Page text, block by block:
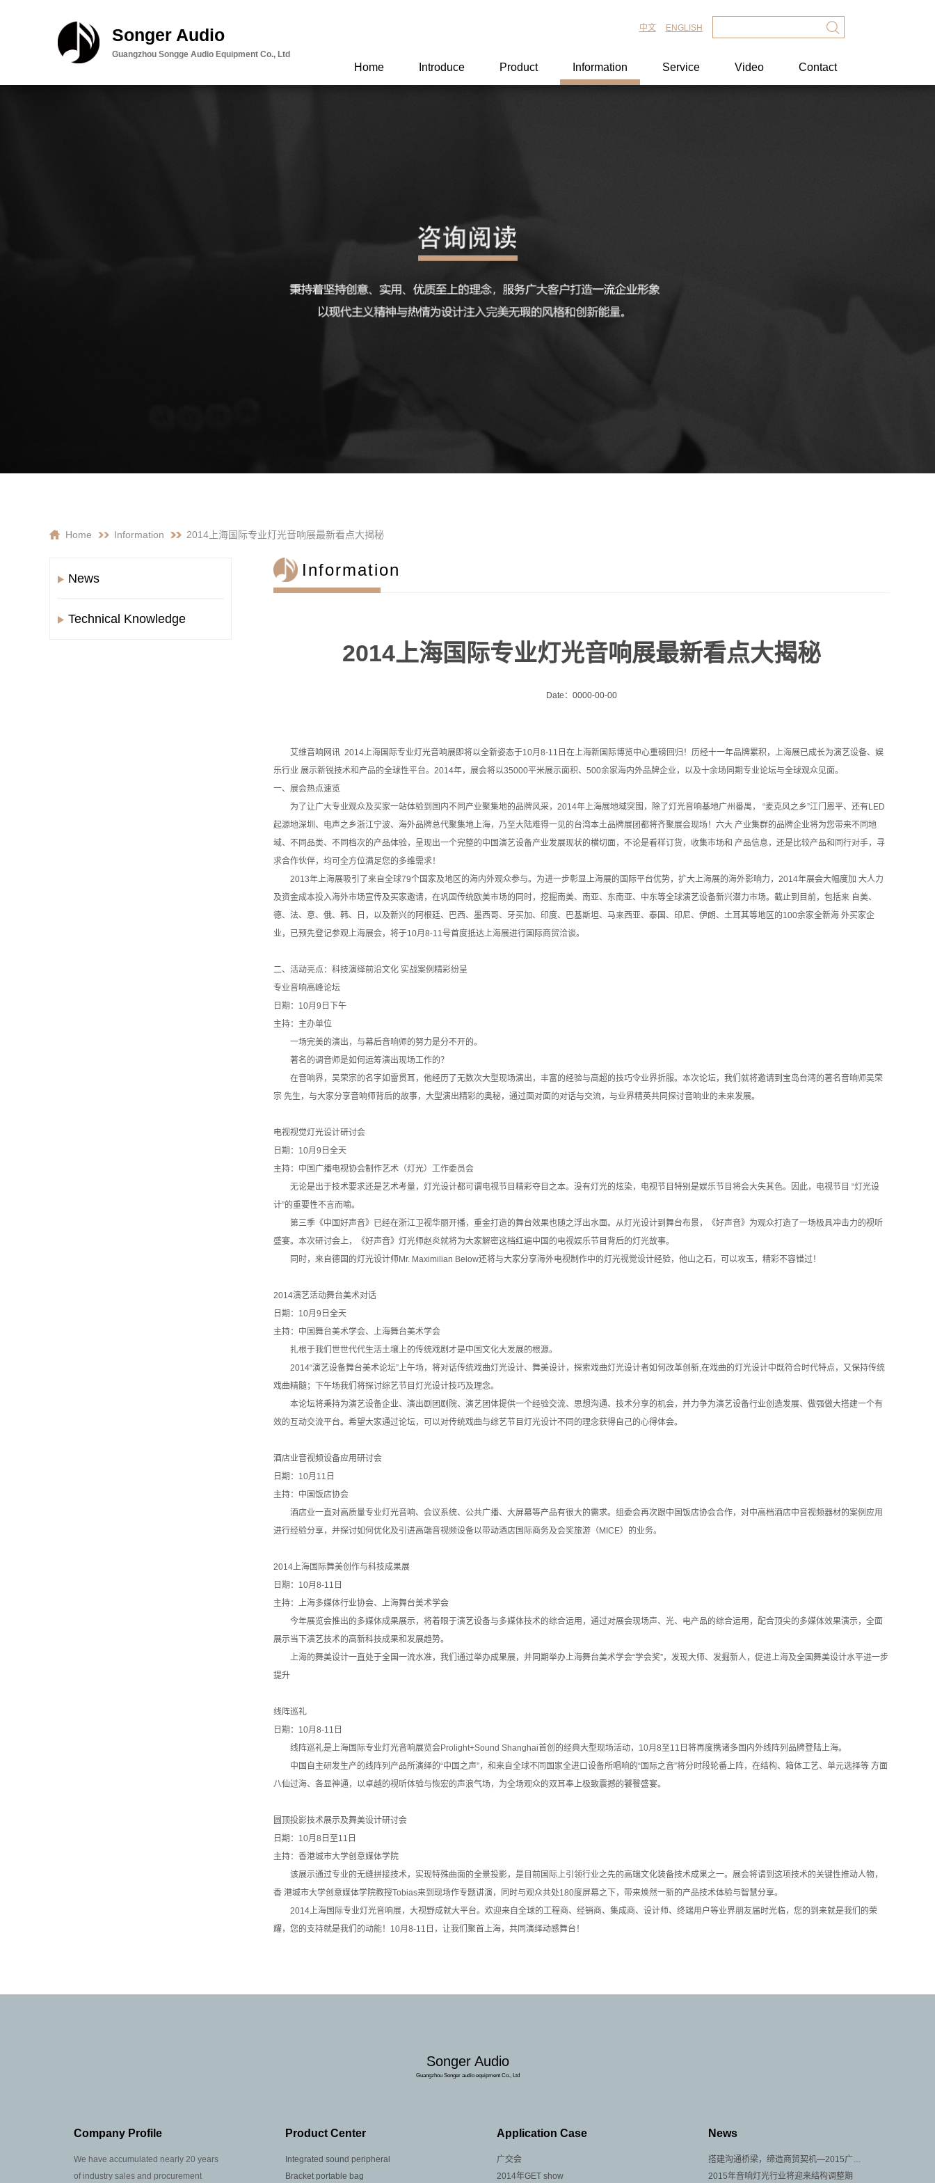
Songer Audio
Guangzhou Songge Audio Equipment Co., Ltd
中文 ENGLISH
Home Introduce Product Information Service Video Contact
Home Information 2014上海国际专业灯光音响展最新看点大揭秘
News
Technical Knowledge
Information
2014上海国际专业灯光音响展最新看点大揭秘
Date：0000-00-00
艾维音响网讯 2014上海国际专业灯光音响展即将以全新姿态于10月8-11日在上海新国际博览中心重磅回归！历经十一年品牌累积，上海展已成长为演艺设备、娱
乐行业 展示新锐技术和产品的全球性平台。2014年，展会将以35000平米展示面积、500余家海内外品牌企业，以及十余场同期专业论坛与全球观众见面。
一、展会热点速览
为了让广大专业观众及买家一站体验到国内不同产业聚集地的品牌风采，2014年上海展地域突围，除了灯光音响基地广州番禺， “麦克风之乡”江门恩平、还有LED
起源地深圳、电声之乡浙江宁波、海外品牌总代聚集地上海，乃至大陆难得一见的台湾本土品牌展团都将齐聚展会现场！六大 产业集群的品牌企业将为您带来不同地
域、不同品类、不同档次的产品体验，呈现出一个完整的中国演艺设备产业发展现状的横切面，不论是看样订货，收集市场和 产品信息，还是比较产品和同行对手，寻
求合作伙伴，均可全方位满足您的多维需求！
2013年上海展吸引了来自全球79个国家及地区的海内外观众参与。为进一步彰显上海展的国际平台优势，扩大上海展的海外影响力，2014年展会大幅度加 大人力
及资金成本投入海外市场宣传及买家邀请，在巩固传统欧美市场的同时，挖掘南美、南亚、东南亚、中东等全球演艺设备新兴潜力市场。截止到目前，包括来 自美、
德、法、意、俄、韩、日，以及新兴的阿根廷、巴西、墨西哥、牙买加、印度、巴基斯坦、马来西亚、泰国、印尼、伊朗、土耳其等地区的100余家全新海 外买家企
业，已预先登记参观上海展会，将于10月8-11号首度抵达上海展进行国际商贸洽谈。
二、活动亮点：科技演绎前沿文化 实战案例精彩纷呈
专业音响高峰论坛
日期：10月9日下午
主持：主办单位
一场完美的演出，与幕后音响师的努力是分不开的。
著名的调音师是如何运筹演出现场工作的？
在音响界，吴荣宗的名字如雷贯耳，他经历了无数次大型现场演出，丰富的经验与高超的技巧令业界折服。本次论坛，我们就将邀请到宝岛台湾的著名音响师吴荣
宗 先生，与大家分享音响师背后的故事，大型演出精彩的奥秘，通过面对面的对话与交流，与业界精英共同探讨音响业的未来发展。
电视视觉灯光设计研讨会
日期：10月9日全天
主持：中国广播电视协会制作艺术（灯光）工作委员会
无论是出于技术要求还是艺术考量，灯光设计都可谓电视节目精彩夺目之本。没有灯光的炫染，电视节目特别是娱乐节目将会大失其色。因此，电视节目 “灯光设
计”的重要性不言而喻。
第三季《中国好声音》已经在浙江卫视华丽开播，重金打造的舞台效果也随之浮出水面。从灯光设计到舞台布景，《好声音》为观众打造了一场极具冲击力的视听
盛宴。本次研讨会上，《好声音》灯光师赵炎就将为大家解密这档红遍中国的电视娱乐节目背后的灯光故事。
同时，来自德国的灯光设计师Mr. Maximilian Below还将与大家分享海外电视制作中的灯光视觉设计经验，他山之石，可以攻玉，精彩不容错过！
2014演艺活动舞台美术对话
日期：10月9日全天
主持：中国舞台美术学会、上海舞台美术学会
扎根于我们世世代代生活土壤上的传统戏剧才是中国文化大发展的根源。
2014“演艺设备舞台美术论坛”上午场，将对话传统戏曲灯光设计、舞美设计，探索戏曲灯光设计者如何改革创新,在戏曲的灯光设计中既符合时代特点，又保持传统
戏曲精髓；下午场我们将探讨综艺节目灯光设计技巧及理念。
本论坛将秉持为演艺设备企业、演出剧团剧院、演艺团体提供一个经验交流、思想沟通、技术分享的机会，并力争为演艺设备行业创造发展、做强做大搭建一个有
效的互动交流平台。希望大家通过论坛，可以对传统戏曲与综艺节目灯光设计不同的理念获得自己的心得体会。
酒店业音视频设备应用研讨会
日期：10月11日
主持：中国饭店协会
酒店业一直对高质量专业灯光音响、会议系统、公共广播、大屏幕等产品有很大的需求。组委会再次跟中国饭店协会合作，对中高档酒店中音视频器材的案例应用
进行经验分享，并探讨如何优化及引进高端音视频设备以带动酒店国际商务及会奖旅游（MICE）的业务。
2014上海国际舞美创作与科技成果展
日期：10月8-11日
主持：上海多媒体行业协会、上海舞台美术学会
今年展览会推出的多媒体成果展示，将着眼于演艺设备与多媒体技术的综合运用，通过对展会现场声、光、电产品的综合运用，配合顶尖的多媒体效果演示，全面
展示当下演艺技术的高新科技成果和发展趋势。
上海的舞美设计一直处于全国一流水准，我们通过举办成果展，并同期举办上海舞台美术学会“学会奖”，发现大师、发掘新人，促进上海及全国舞美设计水平进一步
提升
线阵巡礼
日期：10月8-11日
线阵巡礼是上海国际专业灯光音响展览会Prolight+Sound Shanghai首创的经典大型现场活动，10月8至11日将再度携诸多国内外线阵列品牌登陆上海。
中国自主研发生产的线阵列产品所演绎的“中国之声”，和来自全球不同国家全进口设备所唱响的“国际之音”将分时段轮番上阵，在结构、箱体工艺、单元选择等 方面
八仙过海、各显神通，以卓越的视听体验与恢宏的声浪气场，为全场观众的双耳奉上极致震撼的饕餮盛宴。
圆顶投影技术展示及舞美设计研讨会
日期：10月8日至11日
主持：香港城市大学创意媒体学院
该展示通过专业的无缝拼接技术，实现特殊曲面的全景投影，是目前国际上引领行业之先的高端文化装备技术成果之一。展会将请到这项技术的关键性推动人物，
香 港城市大学创意媒体学院教授Tobias来到现场作专题讲演，同时与观众共处180度屏幕之下，带来焕然一新的产品技术体验与智慧分享。
2014上海国际专业灯光音响展，大视野成就大平台。欢迎来自全球的工程商、经销商、集成商、设计师、终端用户等业界朋友届时光临，您的到来就是我们的荣
耀，您的支持就是我们的动能！10月8-11日，让我们聚首上海，共同演绎动感舞台！
Songer Audio
Guangzhou Songer audio equipment Co., Ltd
Company Profile
We have accumulated nearly 20 years
of industry sales and procurement
Product Center
Integrated sound peripheral
Bracket portable bag
Application Case
广交会
2014年GET show
News
搭建沟通桥梁，缔造商贸契机—2015广州音响展即将开展
2015年音响灯光行业将迎来结构调整期